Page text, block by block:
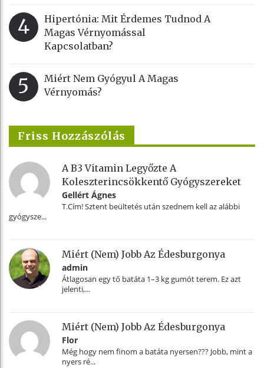
4
Hipertónia: Mit Érdemes Tudnod A
Magas Vérnyomással
Kapcsolatban?
5
Miért Nem Gyógyul A Magas
Vérnyomás?
Friss Hozzászólás
A B3 Vitamin Legyőzte A
Koleszterincsökkentő Gyógyszereket
Gellért Ágnes
T.Cím! Sztent beültetés után szednem kell az alábbi
gyógysze...
Miért (nem) Jobb Az Édesburgonya
admin
Átlagosan egy tő batáta 1–3 kg gumót terem. Ez azt
jelenti,...
Miért (nem) Jobb Az Édesburgonya
Flor
Még hogy nem finom a batáta nyersen??? Jobb, mint a
nyers ré...